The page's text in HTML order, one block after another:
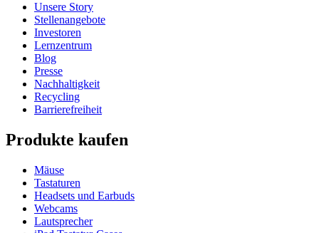
Unsere Story
Stellenangebote
Investoren
Lernzentrum
Blog
Presse
Nachhaltigkeit
Recycling
Barrierefreiheit
Produkte kaufen
Mäuse
Tastaturen
Headsets und Earbuds
Webcams
Lautsprecher